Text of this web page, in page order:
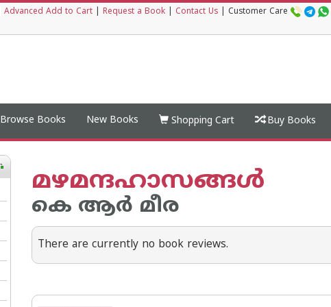
Advanced Add to Cart Request a Book Contact Us Customer Care
Browse Books New Books Shopping Cart Buy Books
മഴമന്ദഹാസങ്ങള്‍
കെ ആര്‍ മീര
There are currently no book reviews.